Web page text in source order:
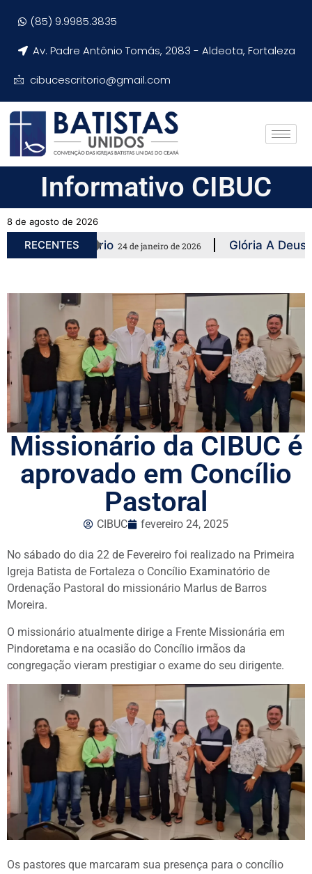
(85) 9.9985.3835
Av. Padre Antônio Tomás, 2083 - Aldeota, Fortaleza
cibucescritorio@gmail.com
Informativo CIBUC
8 de agosto de 2026
RECENTES24 de janeiro de 2026 Glória A Deus! Mais
Missionário da CIBUC é
aprovado em Concílio
Pastoral
CIBUC fevereiro 24, 2025
No sábado do dia 22 de Fevereiro foi realizado na Primeira
Igreja Batista de Fortaleza o Concílio Examinatório de
Ordenação Pastoral do missionário Marlus de Barros
Moreira.
O missionário atualmente dirige a Frente Missionária em
Pindoretama e na ocasião do Concílio irmãos da
congregação vieram prestigiar o exame do seu dirigente.
Os pastores que marcaram sua presença para o concílio